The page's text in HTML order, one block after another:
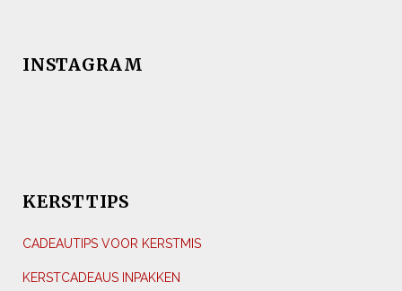
INSTAGRAM
KERSTTIPS
CADEAUTIPS VOOR KERSTMIS
KERSTCADEAUS INPAKKEN